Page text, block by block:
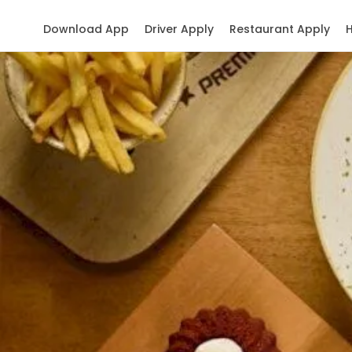
Restaurant Apply
Driver Apply
Download App